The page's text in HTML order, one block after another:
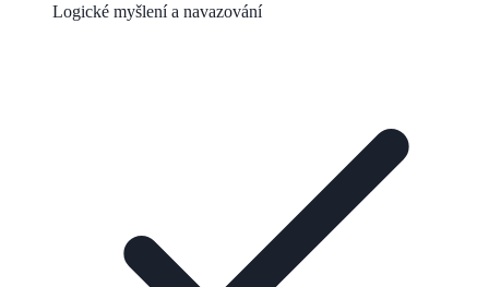
Logické myšlení a navazování